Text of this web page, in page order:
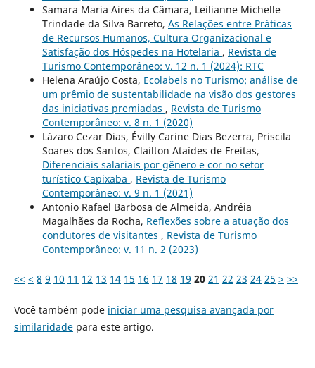
Samara Maria Aires da Câmara, Leilianne Michelle
Trindade da Silva Barreto, As Relações entre Práticas
de Recursos Humanos, Cultura Organizacional e
Satisfação dos Hóspedes na Hotelaria , Revista de
Turismo Contemporâneo: v. 12 n. 1 (2024): RTC
Helena Araújo Costa, Ecolabels no Turismo: análise de
um prêmio de sustentabilidade na visão dos gestores
das iniciativas premiadas , Revista de Turismo
Contemporâneo: v. 8 n. 1 (2020)
Lázaro Cezar Dias, Évilly Carine Dias Bezerra, Priscila
Soares dos Santos, Clailton Ataídes de Freitas,
Diferenciais salariais por gênero e cor no setor
turístico Capixaba , Revista de Turismo
Contemporâneo: v. 9 n. 1 (2021)
Antonio Rafael Barbosa de Almeida, Andréia
Magalhães da Rocha, Reflexões sobre a atuação dos
condutores de visitantes , Revista de Turismo
Contemporâneo: v. 11 n. 2 (2023)
<< < 8 9 10 11 12 13 14 15 16 17 18 19 20 21 22 23 24 25 > >>
Você também pode iniciar uma pesquisa avançada por
similaridadepara este artigo.